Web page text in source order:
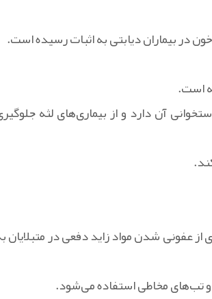
در بیماران دیابتی به اثبات رسیده است.
است.
آن دارد و از بیماری‌های لثه
عفونی شدن مواد زاید دفعی در متبلایان
و تب‌های مخاطی استفاده می‌شود.